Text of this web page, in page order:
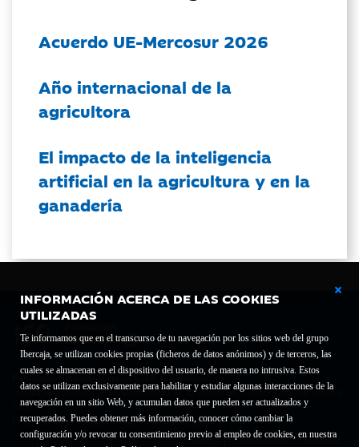
INFORMACIÓN ACERCA DE LAS COOKIES
UTILIZADAS
Te informamos que en el transcurso de tu navegación por los sitios web del grupo
Ibercaja, se utilizan cookies propias (ficheros de datos anónimos) y de terceros, las
cuales se almacenan en el dispositivo del usuario, de manera no intrusiva. Estos
datos se utilizan exclusivamente para habilitar y estudiar algunas interacciones de la
navegación en un sitio Web, y acumulan datos que pueden ser actualizados y
recuperados. Puedes obtener más información, conocer cómo cambiar la
configuración y/o revocar tu consentimiento previo al empleo de cookies, en nuestra
Acuerdo UE-Mercosur 2026
Año internacional de la
agricultora
El impacto de la inteligencia
artificial en la agricultura y en la
ganadería
Fundación Bancaria Ibercaja C.I.F. G-50000652.
Inscrita en el Registro de Fundaciones del Mº de Educación, Cultura y Deporte con el nº
1689.
Domicilio social: Joaquín Costa, 13. 50001 Zaragoza.
Contacto
Declaración de accesibilidad